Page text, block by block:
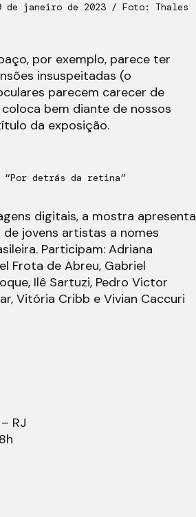
de janeiro de 2023 / Foto: Thales
por exemplo, parece ter
insuspeitadas (o
parecem carecer de
bem diante de nossos
da exposição.
“Por detrás da retina”
digitais, a mostra apresenta
jovens artistas a nomes
Participam: Adriana
Frota de Abreu, Gabriel
Ilê Sartuzi, Pedro Victor
Vitória Cribb e Vivian Caccuri
RJ